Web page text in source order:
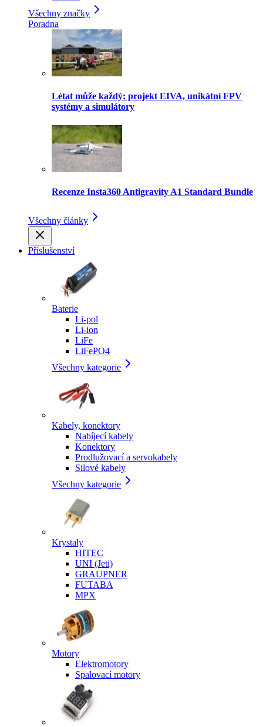
Všechny značky
Poradna
Létat může každý: projekt EIVA, unikátní FPV
systémy a simulátory
Recenze Insta360 Antigravity A1 Standard Bundle
Všechny články
Příslušenství
Baterie
Li-pol
Li-ion
LiFe
LiFePO4
Všechny kategorie
Kabely, konektory
Nabíjecí kabely
Konektory
Prodlužovací a servokabely
Silové kabely
Všechny kategorie
Krystaly
HITEC
UNI (Jeti)
GRAUPNER
FUTABA
MPX
Motory
Elektromotory
Spalovací motory